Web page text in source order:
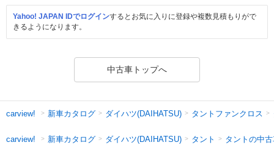
Yahoo! JAPAN IDでログインするとお気に入りに登録や複数見積もりがで
きるようになります。
中古車トップへ
carview! 新車カタログ ダイハツ(DAIHATSU) タントファンクロス
carview! 新車カタログ ダイハツ(DAIHATSU) タント タントの中